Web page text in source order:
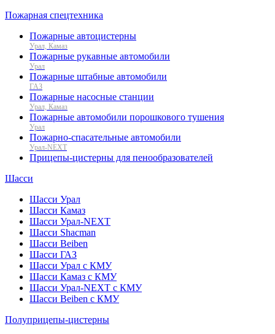
Пожарная спецтехника
Пожарные автоцистерны
Урал, Камаз
Пожарные рукавные автомобили
Урал
Пожарные штабные автомобили
ГАЗ
Пожарные насосные станции
Урал, Камаз
Пожарные автомобили порошкового тушения
Урал
Пожарно-спасательные автомобили
Урал-NEXT
Прицепы-цистерны для пенообразователей
Шасси
Шасси Урал
Шасси Камаз
Шасси Урал-NEXT
Шасси Shacman
Шасси Beiben
Шасси ГАЗ
Шасси Урал с КМУ
Шасси Камаз с КМУ
Шасси Урал-NEXT с КМУ
Шасси Beiben с КМУ
Полуприцепы-цистерны